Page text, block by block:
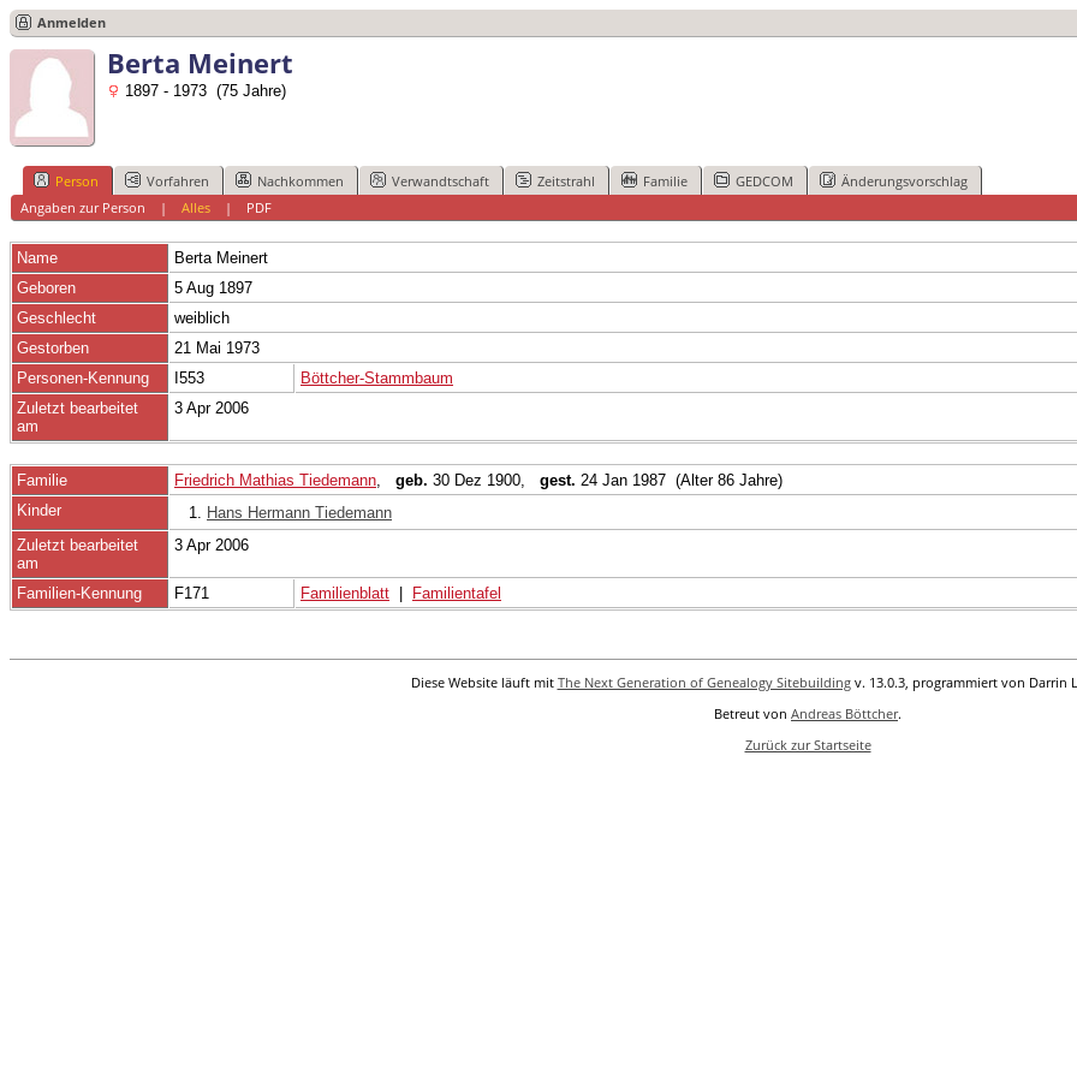
Anmelden
Berta Meinert
1897 - 1973 (75 Jahre)
Person Vorfahren Nachkommen Verwandtschaft Zeitstrahl Familie GEDCOM
Änderungsvorschlag
Angaben zur Person | Alles| PDF
Name Berta Meinert
Geboren
5 Aug 1897
Geschlecht
weiblich
Gestorben
21 Mai 1973
Personen-Kennung
I553
Böttcher-Stammbaum
Zuletzt bearbeitet
am
3 Apr 2006
Familie Friedrich Mathias Tiedemann, geb. 30 Dez 1900, gest. 24 Jan 1987 (Alter 86 Jahre)
Kinder
1. Hans Hermann Tiedemann
Zuletzt bearbeitet
am
3 Apr 2006
Familien-Kennung F171 Familienblatt Familientafel
Diese Website läuft mit The Next Generation of Genealogy Sitebuildingv. 13.0.3, programmiert von Darrin
Betreut von Andreas Böttcher.
Zurück zur Startseite